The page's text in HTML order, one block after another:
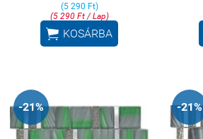
(5 290 Ft)
(5 290 Ft / Lap)
 KOSÁRBA
-21% -21%